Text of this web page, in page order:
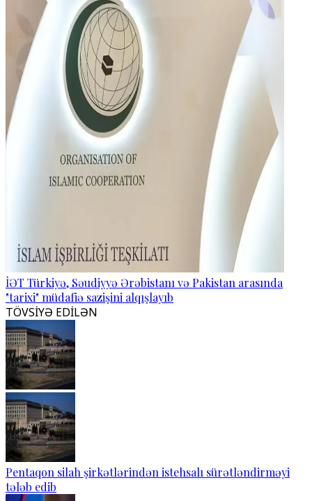
İƏT Türkiyə, Səudiyyə Ərəbistanı və Pakistan arasında
"tarixi" müdafiə sazişini alqışlayıb
TÖVSİYƏ EDİLƏN
Pentaqon silah şirkətlərindən istehsalı sürətləndirməyi
tələb edib